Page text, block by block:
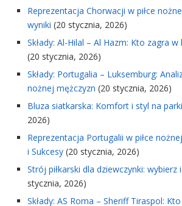
Reprezentacja Chorwacji w piłce
wyniki (20 stycznia, 2026)
Składy: Al-Hilal – Al Hazm: Kto zagra
(20 stycznia, 2026)
Składy: Portugalia – Luksemburg:
nożnej mężczyzn (20 stycznia, 2026)
Bluza siatkarska: Komfort i styl na
2026)
Reprezentacja Portugalii w piłce
i Sukcesy (20 stycznia, 2026)
Strój piłkarski dla dziewczynki: wybierz
stycznia, 2026)
Składy: AS Roma – Sheriff Tiraspol: